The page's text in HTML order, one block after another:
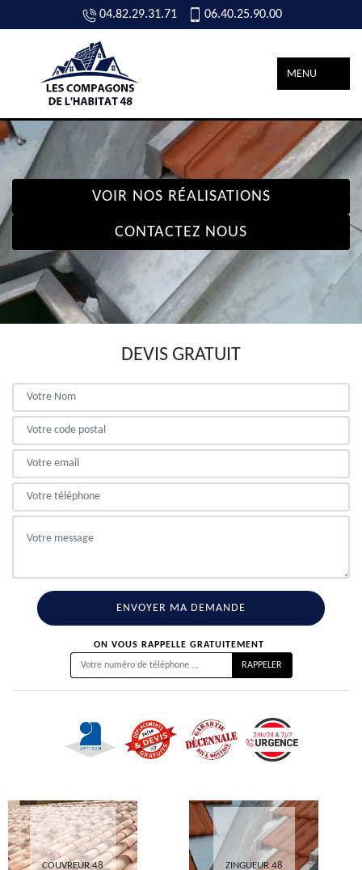
04.82.29.31.71 06.40.25.90.00
MENU
VOIR NOS RÉALISATIONS
CONTACTEZ NOUS
DEVIS GRATUIT
ON VOUS RAPPELLE GRATUITEMENT
COUVREUR 48 ZINGUEUR 48